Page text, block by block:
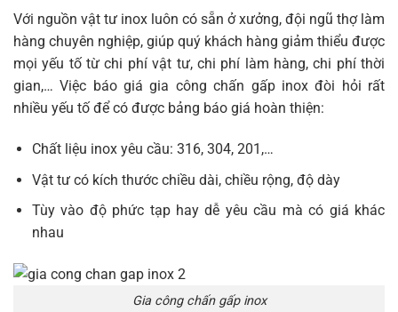
Với nguồn vật tư inox luôn có sẵn ở xưởng, đội ngũ thợ làm
hàng chuyên nghiệp, giúp quý khách hàng giảm thiểu được
mọi yếu tố từ chi phí vật tư, chi phí làm hàng, chi phí thời
gian,… Việc báo giá gia công chấn gấp inox đòi hỏi rất
nhiều yếu tố để có được bảng báo giá hoàn thiện:
Chất liệu inox yêu cầu: 316, 304, 201,…
Vật tư có kích thước chiều dài, chiều rộng, độ dày
Tùy vào độ phức tạp hay dễ yêu cầu mà có giá khác
nhau
Gia công chấn gấp inox